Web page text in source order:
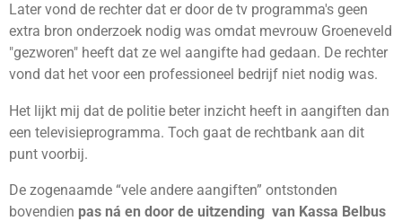
Later vond de rechter dat er door de tv programma's geen
extra bron onderzoek nodig was omdat mevrouw Groeneveld
"gezworen" heeft dat ze wel aangifte had gedaan. De rechter
vond dat het voor een professioneel bedrijf niet nodig was.
Het lijkt mij dat de politie beter inzicht heeft in aangiften dan
een televisieprogramma. Toch gaat de rechtbank aan dit
punt voorbij.
De zogenaamde “vele andere aangiften” ontstonden
bovendien pas ná en door de uitzending van Kassa Belbus